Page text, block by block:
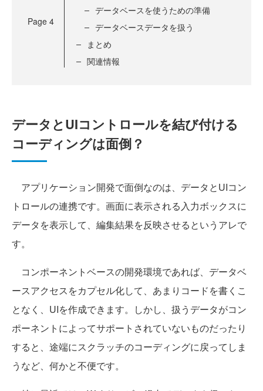
Page 4
データベースを使うための準備
データベースデータを扱う
まとめ
関連情報
データとUIコントロールを結び付ける
コーディングは面倒？
アプリケーション開発で面倒なのは、データとUIコン
トロールの連携です。画面に表示される入力ボックスに
データを表示して、編集結果を反映させるというアレで
す。
コンポーネントベースの開発環境であれば、データベ
ースアクセスをカプセル化して、あまりコードを書くこ
となく、UIを作成できます。しかし、扱うデータがコン
ポーネントによってサポートされていないものだったり
すると、途端にスクラッチのコーディングに戻ってしま
うなど、何かと不便です。